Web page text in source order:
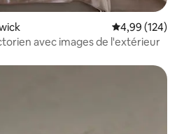
Évaluation
4,99 (124)
avec images de l'extérieur